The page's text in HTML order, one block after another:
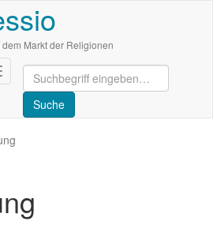
Markt der Religionen
deaktivieren